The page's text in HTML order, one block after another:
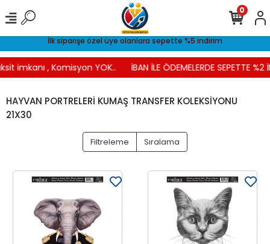
İlk siparişe özel üye olanlara sepette %5 indirim
imkanı , Komisyon YOK.. İBAN İLE ÖDEMELERDE SEPETTE %2
0
HAYVAN PORTRELERİ KUMAŞ TRANSFER KOLEKSİYONU
21X30
Filtreleme Sıralama